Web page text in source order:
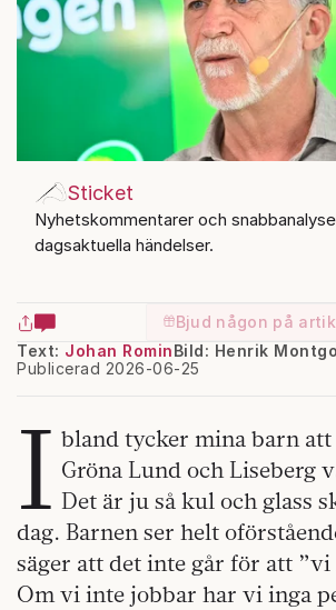
Sticket
Nyhetskommentarer och
dagsaktuella händelser.
Bjud någon på
Text: Johan Romin
Publicerad 2026-06-25
Bild: Henrik
I bland tycker mina barn att
Gröna Lund och Liseberg
Det är ju så kul och glass
dag. Barnen ser helt
säger att det inte går för att ”vi
Om vi inte jobbar har vi inga